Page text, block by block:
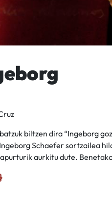
biltzen dira “Ingeborg
Schaefer sortzailea
aurkitu dute.